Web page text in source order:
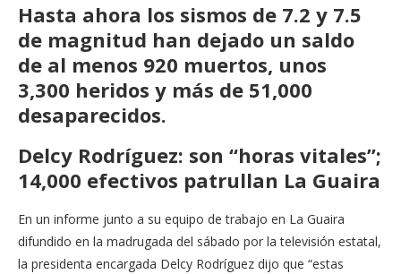
Hasta ahora los sismos de 7.2 y 7.5
de magnitud han dejado un saldo
de al menos 920 muertos, unos
3,300 heridos y más de 51,000
desaparecidos.
Delcy Rodríguez: son “horas vitales”;
14,000 efectivos patrullan La Guaira
En un informe junto a su equipo de trabajo en La Guaira
difundido en la madrugada del sábado por la televisión estatal,
la presidenta encargada Delcy Rodríguez dijo que “estas